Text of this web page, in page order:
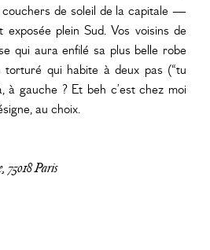
couchers de soleil de la capitale —
plein Sud. Vos voisins de
qui aura enfilé sa plus belle robe
torturé qui habite à deux pas (“tu
à gauche ? Et beh c’est chez moi
au choix.
75018 Paris